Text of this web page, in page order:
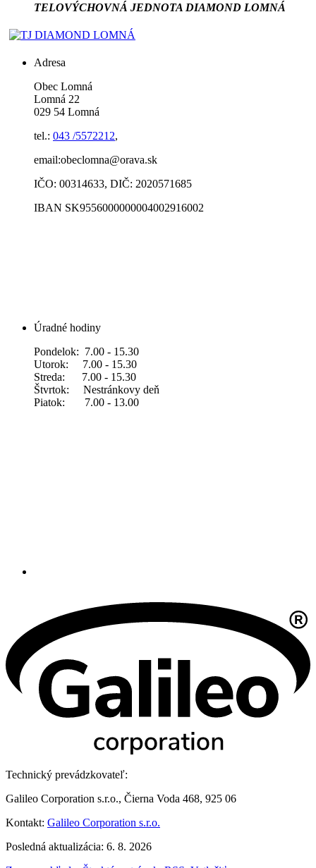
TELOVÝCHOVNÁ JEDNOTA DIAMOND LOMNÁ
Adresa
Obec Lomná
Lomná 22
029 54 Lomná
tel.: 043 /5572212,
email:obeclomna@orava.sk
IČO: 00314633, DIČ: 2020571685
IBAN SK9556000000004002916002
Úradné hodiny
Pondelok: 7.00 - 15.30
Utorok: 7.00 - 15.30
Streda: 7.00 - 15.30
Štvrtok: Nestránkovy deň
Piatok: 7.00 - 13.00
Technický prevádzkovateľ:
Galileo Corporation s.r.o., Čierna Voda 468, 925 06
Kontakt: Galileo Corporation s.r.o.
Posledná aktualizácia: 6. 8. 2026